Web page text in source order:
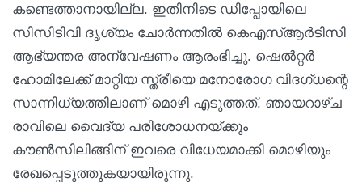
കണ്ടെത്താനായില്ല. ഇതിനിടെ ഡിപ്പോയിലെ
സിസിടിവി ദൃശ്യം ചോര്‍ന്നതില്‍ കെഎസ്ആര്‍ടിസി
ആഭ്യന്തര അന്വേഷണം ആരംഭിച്ചു. ഷെല്‍റ്റര്‍
ഹോമിലേക്ക് മാറ്റിയ സ്ത്രീയെ മനോരോഗ വിദഗ്ധന്റെ
സാന്നിധ്യത്തിലാണ് മൊഴി എടുത്തത്. ഞായറാഴ്ച
രാവിലെ വൈദ്യ പരിശോധനയ്ക്കും
കൗണ്‍സിലിങ്ങിന് ഇവരെ വിധേയമാക്കി മൊഴിയും
രേഖപ്പെടുത്തുകയായിരുന്നു.